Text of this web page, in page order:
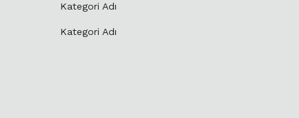
Kategori Adı
Kategori Adı